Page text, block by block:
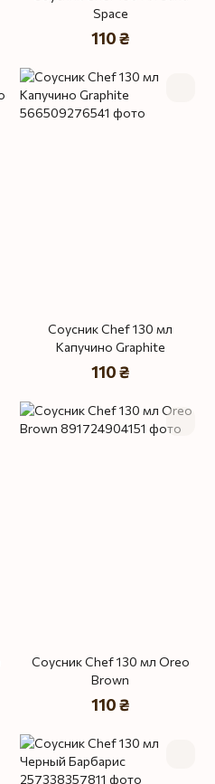
Space
110 ₴
Соусник Chef 130 мл
Капучино Graphite
110 ₴
Соусник Chef 130 мл Oreo
Brown
110 ₴